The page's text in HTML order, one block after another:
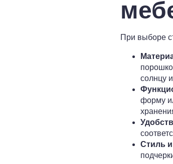
При выборе
солнцу
форму
Стиль